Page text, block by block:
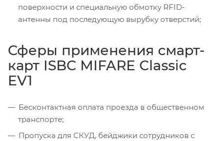
поверхности и специальную обмотку RFID-
антенны под последующую вырубку отверстий;
Сферы применения смарт-
карт ISBC MIFARE Classic
EV1
Бесконтактная оплата проезда в общественном
транспорте;
Пропуска для СКУД, бейджики сотрудников с